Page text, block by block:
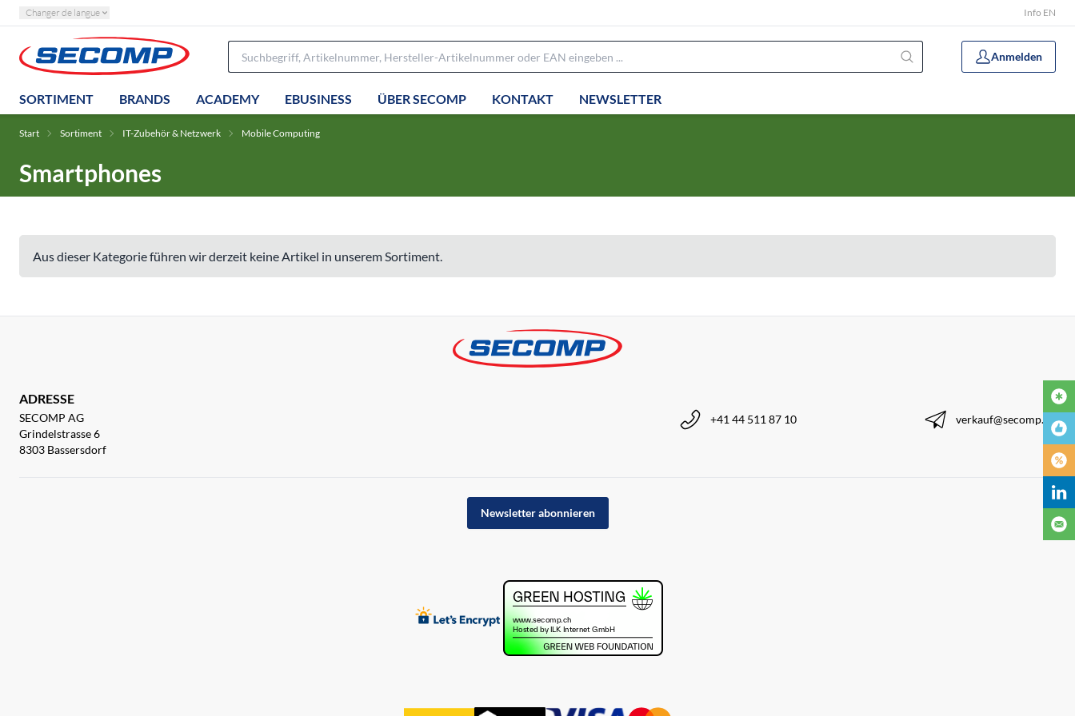
Changer de langue Info EN
Anmelden
SORTIMENT BRANDS ACADEMY EBUSINESS ÜBER SECOMP KONTAKT NEWSLETTER
Start Sortiment IT-Zubehör & Netzwerk Mobile Computing
Smartphones
Aus dieser Kategorie führen wir derzeit keine Artikel in unserem Sortiment.
ADRESSE
SECOMP AG
Grindelstrasse 6
8303 Bassersdorf
+41 44 511 87 10 verkauf@secomp.ch
Newsletter abonnieren